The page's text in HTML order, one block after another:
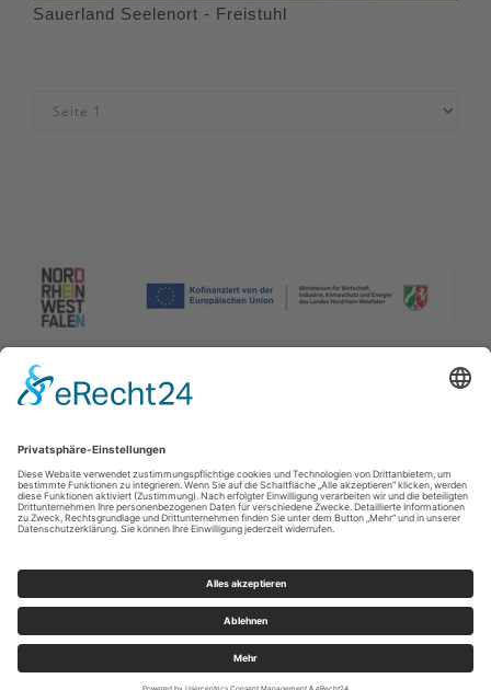
Sauerland Seelenort - Freistuhl
Impressum|Datenschutzerklärung|Barrierefreiheitserklärung|
Kontakt
T: +49 (0) 2974 96980 E: info@sauerland.com
Cookie-Einstellungen